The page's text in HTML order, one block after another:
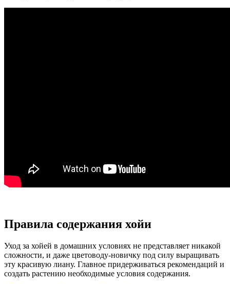
Правила содержания хойи
Уход за хойей в домашних условиях не представляет никакой
сложности, и даже цветоводу-новичку под силу выращивать
эту красивую лиану. Главное придерживаться рекомендаций и
создать растению необходимые условия содержания.